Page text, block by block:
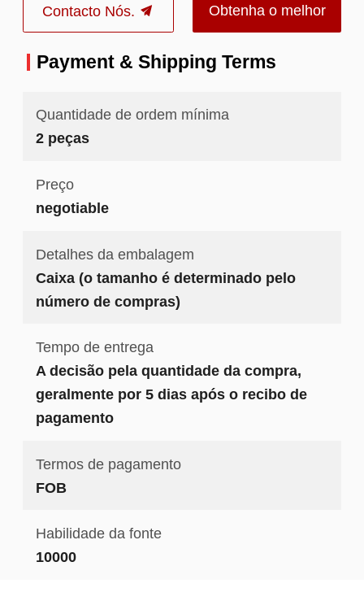
Contacto Nós. Obtenha o melhor
preço
Payment & Shipping Terms
Quantidade de ordem mínima
2 peças
Preço
negotiable
Detalhes da embalagem
Caixa (o tamanho é determinado pelo
número de compras)
Tempo de entrega
A decisão pela quantidade da compra,
geralmente por 5 dias após o recibo de
pagamento
Termos de pagamento
FOB
Habilidade da fonte
10000